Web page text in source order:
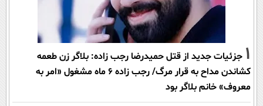
1 جزئیات جدید از قتل حمیدرضا رجب زاده: بلاگر زن طعمه
کشاندن مداح به قرار مرگ/ رجب زاده 6 ماه مشغول «امر به
معروف» خانم بلاگر بود